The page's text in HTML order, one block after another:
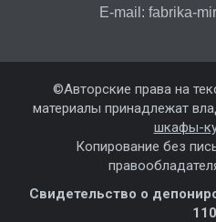
E-mail: fabrika-
©Авторские права на
материалы принадлежат
шкафы-
Копирование без
Свидетельство о
110